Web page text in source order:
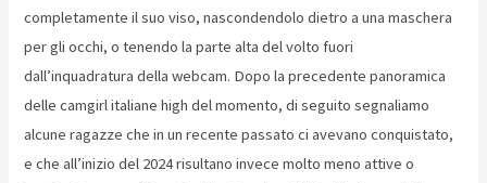
completamente il suo viso, nascondendolo dietro a una maschera
per gli occhi, o tenendo la parte alta del volto fuori
dall’inquadratura della webcam. Dopo la precedente panoramica
delle camgirl italiane high del momento, di seguito segnaliamo
alcune ragazze che in un recente passato ci avevano conquistato,
e che all’inizio del 2024 risultano invece molto meno attive o